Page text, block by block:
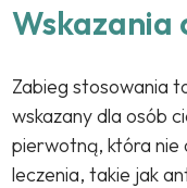
Wskazania
Zabieg stosowania
wskazany dla osób
pierwotną, która
leczenia, takie jak